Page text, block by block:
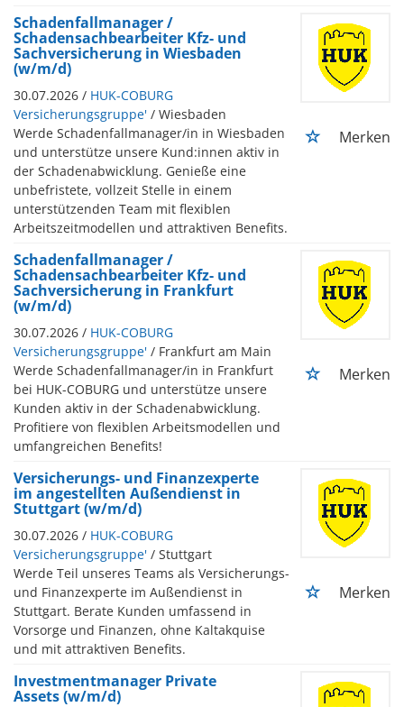
Schadenfallmanager /
Schadensachbearbeiter Kfz- und
Sachversicherung in Wiesbaden
(w/m/d)
30.07.2026 / HUK-COBURG
Versicherungsgruppe' / Wiesbaden
Werde Schadenfallmanager/in in Wiesbaden
und unterstütze unsere Kund:innen aktiv in
der Schadenabwicklung. Genieße eine
unbefristete, vollzeit Stelle in einem
unterstützenden Team mit flexiblen
Arbeitszeitmodellen und attraktiven Benefits.
Merken
Schadenfallmanager /
Schadensachbearbeiter Kfz- und
Sachversicherung in Frankfurt
(w/m/d)
30.07.2026 / HUK-COBURG
Versicherungsgruppe' / Frankfurt am Main
Werde Schadenfallmanager/in in Frankfurt
bei HUK-COBURG und unterstütze unsere
Kunden aktiv in der Schadenabwicklung.
Profitiere von flexiblen Arbeitsmodellen und
umfangreichen Benefits!
Merken
Versicherungs- und Finanzexperte
im angestellten Außendienst in
Stuttgart (w/m/d)
30.07.2026 / HUK-COBURG
Versicherungsgruppe' / Stuttgart
Werde Teil unseres Teams als Versicherungs-
und Finanzexperte im Außendienst in
Stuttgart. Berate Kunden umfassend in
Vorsorge und Finanzen, ohne Kaltakquise
und mit attraktiven Benefits.
Merken
Investmentmanager Private
Assets (w/m/d)